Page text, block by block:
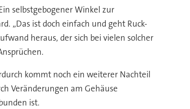
selbstgebogener Winkel zur
„Das ist doch einfach und geht Ruck-
heraus, der sich bei vielen solcher
kommt noch ein weiterer Nachteil
Veränderungen am Gehäuse
ist.